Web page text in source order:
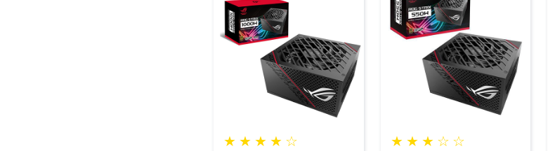
★ ★ ★ ★ ☆ ★ ★ ★ ☆ ☆